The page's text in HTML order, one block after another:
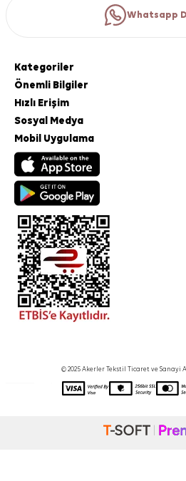
Whatsapp
Kategoriler
Önemli Bilgiler
Hızlı Erişim
Sosyal Medya
Mobil Uygulama
© 2025 Akerler Tekstil Ticaret ve Sanayi